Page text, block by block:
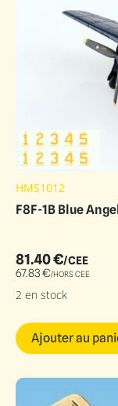
HMS1012
F8F-1B Blue
81.40€/CEE
67.83€/HORS CEE
2 en stock
Ajouter au